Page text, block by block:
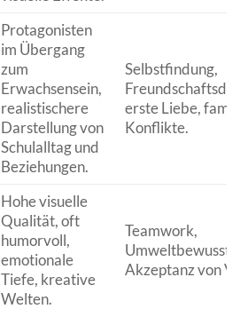
Protagonisten
im Übergang
zum
Erwachsensein,
realistischere
Darstellung von
Schulalltag und
Beziehungen.
Selbstfindung,
erste Liebe,
Konflikte.
Hohe visuelle
Qualität, oft
humorvoll,
emotionale
Tiefe, kreative
Welten.
Teamwork,
Akzeptanz von